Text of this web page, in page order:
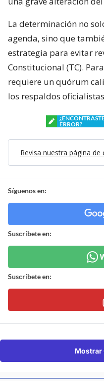
La determinación no
agenda, sino que
estrategia para evitar
Constitucional (TC).
requiere un quórum
los respaldos
ERROR?
Revisa nuestra página de
Síguenos en:
Suscríbete en:
Suscríbete en:
Mostrar